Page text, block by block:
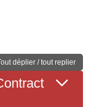
déplier / tout replier